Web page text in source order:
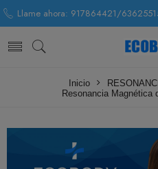
Llame ahora: 917864421/
Inicio
Resonancia Magnética